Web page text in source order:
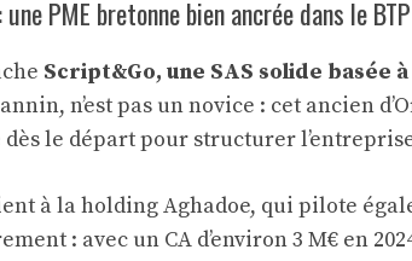
PME bretonne bien ancrée dans le BTP
Script&Go, une SAS solide basée
n’est pas un novice : cet ancien
le départ pour structurer
à la holding Aghadoe, qui pilote
: avec un CA d’environ 3 M€ en